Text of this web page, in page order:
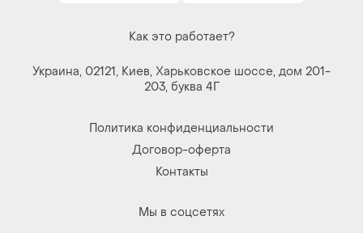
Политика конфиденциальности
Контакты
© 2026Shafa.ua